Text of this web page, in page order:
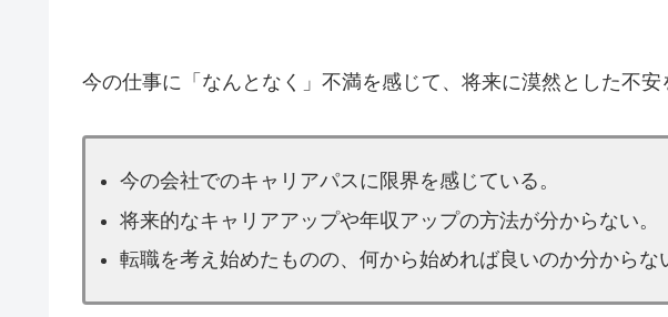
今の仕事に「なんとなく」不満を感じて、将来に漠然とした不安
今の会社でのキャリアパスに限界を感じている。
将来的なキャリアアップや年収アップの方法が分からない。
転職を考え始めたものの、何から始めれば良いのか分からな